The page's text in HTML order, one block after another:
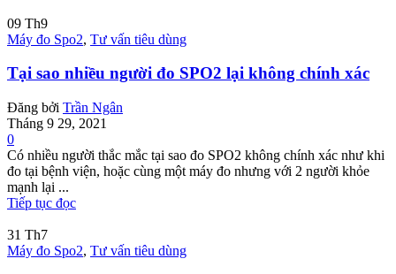
09 Th9
Máy đo Spo2, Tư vấn tiêu dùng
Tại sao nhiều người đo SPO2 lại không chính xác
Đăng bởi Trần Ngân
Tháng 9 29, 2021
0
Có nhiều người thắc mắc tại sao đo SPO2 không chính xác như khi
đo tại bệnh viện, hoặc cùng một máy đo nhưng với 2 người khỏe
mạnh lại ...
Tiếp tục đọc
31 Th7
Máy đo Spo2, Tư vấn tiêu dùng